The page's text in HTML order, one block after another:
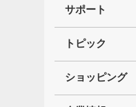
サポート
トピック
ショッピング